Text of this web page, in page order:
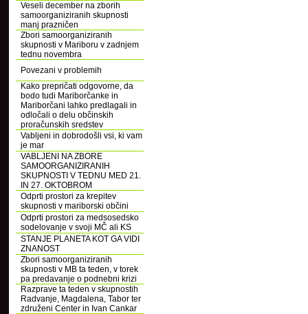
Veseli december na zborih
samoorganiziranih skupnosti
manj prazničen
Zbori samoorganiziranih
skupnosti v Mariboru v zadnjem
tednu novembra
Povezani v problemih
Kako prepričati odgovorne, da
bodo tudi Mariborčanke in
Mariborčani lahko predlagali in
odločali o delu občinskih
proračunskih sredstev
Vabljeni in dobrodošli vsi, ki vam
je mar
VABLJENI NA ZBORE
SAMOORGANIZIRANIH
SKUPNOSTI V TEDNU MED 21.
IN 27. OKTOBROM
Odprti prostori za krepitev
skupnosti v mariborski občini
Odprti prostori za medsosedsko
sodelovanje v svoji MČ ali KS
STANJE PLANETA KOT GA VIDI
ZNANOST
Zbori samoorganiziranih
skupnosti v MB ta teden, v torek
pa predavanje o podnebni krizi
Razprave ta teden v skupnostih
Radvanje, Magdalena, Tabor ter
združeni Center in Ivan Cankar